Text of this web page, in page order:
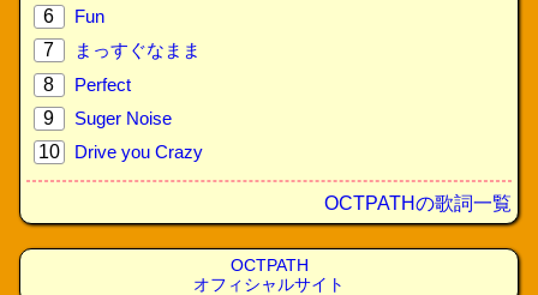
6
Fun
7
まっすぐなまま
8
Perfect
9
Suger Noise
10
Drive you Crazy
OCTPATHの歌詞一覧
OCTPATH
オフィシャルサイト